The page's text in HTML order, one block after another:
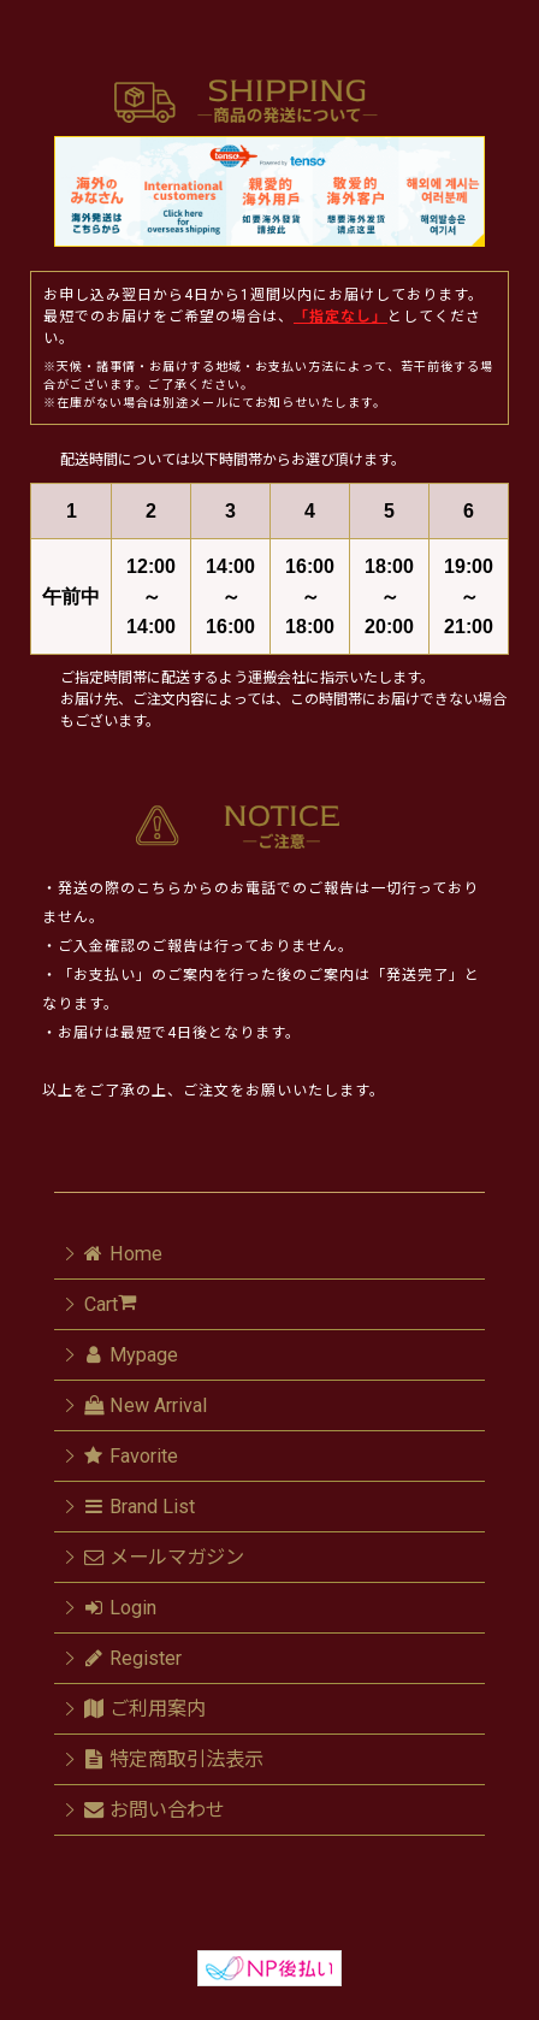
お申し込み翌日から4日から1週間以内にお届けしております。
最短でのお届けをご希望の場合は、
「指定なし」
としてくださ
い。
※天候・諸事情・お届けする地域・お支払い方法によって、若干前後する場
合がございます。ご了承ください。
※在庫がない場合は別途メールにてお知らせいたします。
配送時間については以下時間帯からお選び頂けます。
1 2 3 4 5 6
午前中
12:00
～
14:00
14:00
～
16:00
16:00
～
18:00
18:00
～
20:00
19:00
～
21:00
ご指定時間帯に配送するよう運搬会社に指示いたします。
お届け先、ご注文内容によっては、この時間帯にお届けできない場合
もございます。
・発送の際のこちらからのお電話でのご報告は一切行っており
ません。
・ご入金確認のご報告は行っておりません。
・「お支払い」のご案内を行った後のご案内は「発送完了」と
なります。
・お届けは最短で4日後となります。
以上をご了承の上、ご注文をお願いいたします。
Home
Cart
Mypage
New Arrival
Favorite
Brand List
メールマガジン
Login
Register
ご利用案内
特定商取引法表示
お問い合わせ